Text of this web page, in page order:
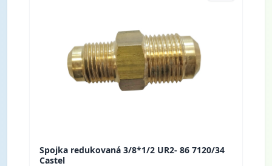
Spojka redukovaná 3/8*1/2 UR2- 86 7120/34
Castel